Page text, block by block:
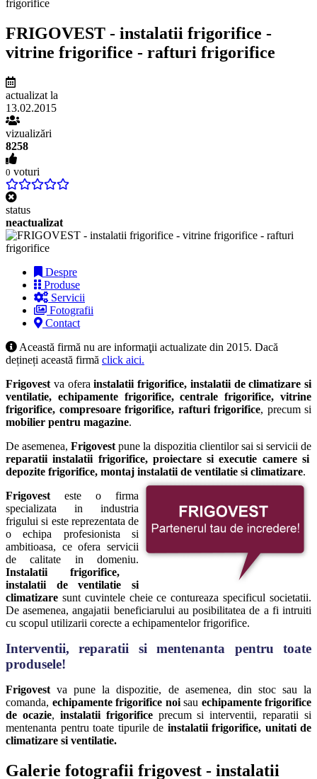
FRIGOVEST - instalatii frigorifice -
vitrine frigorifice - rafturi frigorifice
actualizat la
13.02.2015
vizualizări
8258
0 voturi
status
neactualizat
Despre
Produse
Servicii
Fotografii
Contact
Această firmă nu are informaţii actualizate din 2015. Dacă
dețineți această firmă click aici.
Frigovest va ofera instalatii frigorifice, instalatii de climatizare si
ventilatie, echipamente frigorifice, centrale frigorifice, vitrine
frigorifice, compresoare frigorifice, rafturi frigorifice, precum si
mobilier pentru magazine.
De asemenea, Frigovestpune la dispozitia clientilor sai si servicii de
reparatii instalatii frigorifice, proiectare si executie camere si
depozite frigorifice, montaj instalatii de ventilatie si climatizare.
Frigovest este o firma
specializata in industria
frigului si este reprezentata de
o echipa profesionista si
ambitioasa, ce ofera servicii
de calitate in domeniu.
Instalatii frigorifice,
instalatii de ventilatie si
climatizare sunt cuvintele cheie ce contureaza specificul societatii.
De asemenea, angajatii beneficiarului au posibilitatea de a fi intruiti
cu scopul utilizarii corecte a echipamentelor frigorifice.
Interventii, reparatii si mentenanta pentru toate
produsele!
Frigovest va pune la dispozitie, de asemenea, din stoc sau la
comanda, echipamente frigorifice noi sau echipamente frigorifice
de ocazie, instalatii frigorificeprecum si interventii, reparatii si
mentenanta pentru toate tipurile de instalatii frigorifice, unitati de
climatizare si ventilatie.
Galerie fotografii frigovest - instalatii